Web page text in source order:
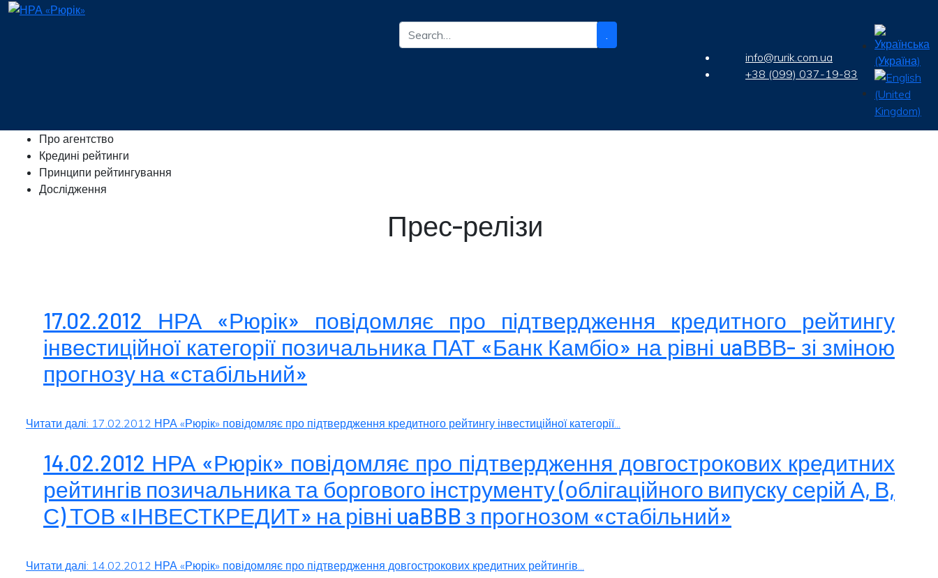
.
info@rurik.com.ua
+38 (099) 037-19-83
Про агентство
Кредині рейтинги
Принципи рейтингування
Дослідження
Прес-релізи
17.02.2012 НРА «Рюрік» повідомляє про підтвердження кредитного рейтингу
інвестиційної категорії позичальника ПАТ «Банк Камбіо» на рівні uaВВВ- зі зміною
прогнозу на «стабільний»
Читати далі: 17.02.2012 НРА «Рюрік» повідомляє про підтвердження кредитного рейтингу інвестиційної категорії...
14.02.2012 НРА «Рюрік» повідомляє про підтвердження довгострокових кредитних
рейтингів позичальника та боргового інструменту (облігаційного випуску серій А, В,
С) ТОВ «ІНВЕСТКРЕДИТ» на рівні uaBBB з прогнозом «стабільний»
Читати далі: 14.02.2012 НРА «Рюрік» повідомляє про підтвердження довгострокових кредитних рейтингів...